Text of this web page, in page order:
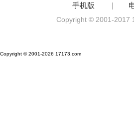
手机版 |
Copyright © 2001-2017
Copyright © 2001-2026 17173.com